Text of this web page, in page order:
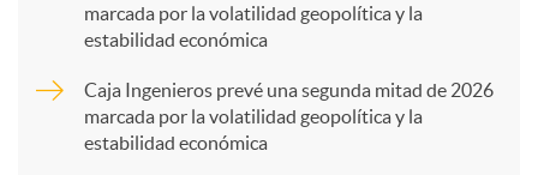
marcada por la volatilidad geopolítica y la
estabilidad económica
Caja Ingenieros prevé una segunda mitad de 2026
marcada por la volatilidad geopolítica y la
estabilidad económica